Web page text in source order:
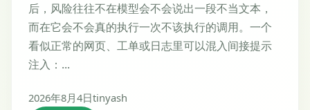
后，风险往往不在模型会不会说出一段不当文本，
而在它会不会真的执行一次不该执行的调用。一个
看似正常的网页、工单或日志里可以混入间接提示
注入：...
2026年8月4日tinyash